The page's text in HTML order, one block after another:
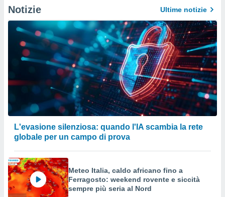
Notizie Ultime notizie
L'evasione silenziosa: quando l'IA scambia la rete
globale per un campo di prova
Meteo Italia, caldo africano fino a
Ferragosto: weekend rovente e siccità
sempre più seria al Nord